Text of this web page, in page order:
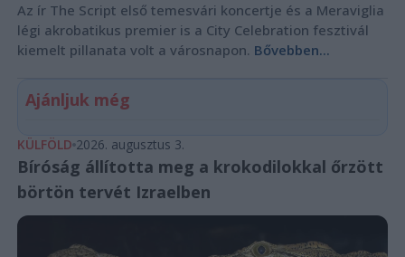
Az ír The Script első temesvári koncertje és a Meraviglia
légi akrobatikus premier is a City Celebration fesztivál
kiemelt pillanata volt a városnapon. Bővebben...
Ajánljuk még
KÜLFÖLD 2026. augusztus 3.
Bíróság állította meg a krokodilokkal őrzött
börtön tervét Izraelben